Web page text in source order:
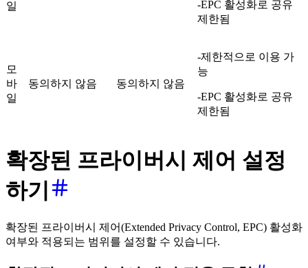
일
-EPC 활성화로 공유
제한됨
모
바
일
동의하지 않음 동의하지 않음
-제한적으로 이용 가
능
-EPC 활성화로 공유
제한됨
확장된 프라이버시 제어 설정
하기
확장된 프라이버시 제어(Extended Privacy Control, EPC) 활성화
여부와 적용되는 범위를 설정할 수 있습니다.